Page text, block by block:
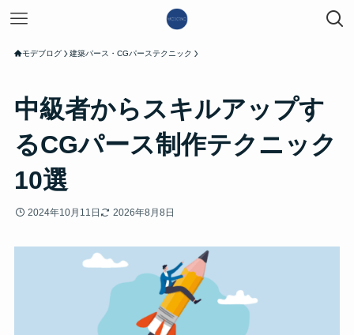
モデブログ 建築パース・CGパーステクニック
中級者からスキルアップす
るCGパース制作テクニック
10選
2024年10月11日 2026年8月8日